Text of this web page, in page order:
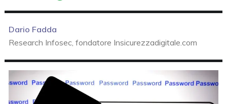
Dario Fadda
Research Infosec, fondatore Insicurezzadigitale.com